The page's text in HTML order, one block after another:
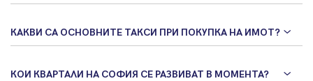
КАКВИ СА ОСНОВНИТЕ ТАКСИ ПРИ ПОКУПКА НА ИМОТ?
КОИ КВАРТАЛИ НА СОФИЯ СЕ РАЗВИВАТ В МОМЕНТА?